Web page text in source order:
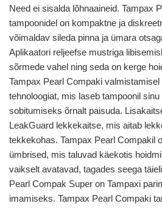
Need ei sisalda lõhnaaineid. Tampax
tampoonidel on kompaktne ja
võimaldav sileda pinna ja ümara
Aplikaatori reljeefse mustriga
sõrmede vahel ning seda on kerge
Tampax Pearl Compaki
tehnoloogiat, mis laseb tampoonil
sobitumiseks õrnalt paisuda.
LeakGuard lekkekaitse, mis aitab
tekkekohas. Tampax Pearl Compakil
ümbrised, mis taluvad käekotis
vaikselt avatavad, tagades seega
Pearl Compak Super on Tampaxi
imamiseks. Tampax Pearl Compaki